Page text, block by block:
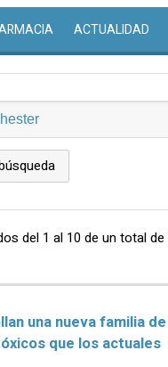
ACTUALIDAD
del 1 al 10 de un total
una nueva familia
que los actuales